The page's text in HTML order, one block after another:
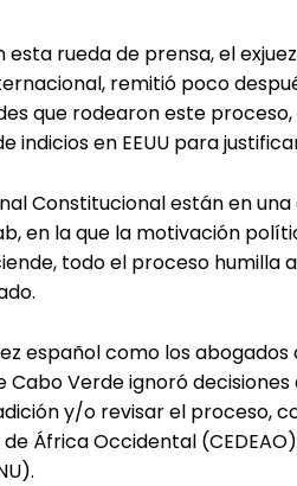
rueda de prensa, el
remitió poco
que rodearon este
indicios en EEUU para
Constitucional están en
en la que la motivación
todo el proceso humilla
español como los
Verde ignoró
y/o revisar el proceso,
África Occidental